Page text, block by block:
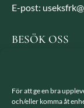
För att ge en bra
och/eller komma åt
E-post:
BESÖK OSS
Besöksadress: